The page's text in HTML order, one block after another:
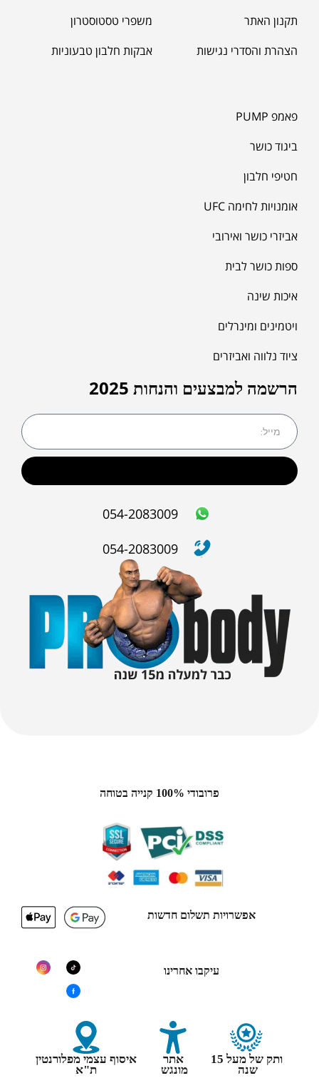
תקנון האתר
הצהרת והסדרי נגישות
משפרי טסטוסטרון
אבקות חלבון טבעוניות
פאמפ PUMP
ביגוד כושר
חטיפי חלבון
אומנויות לחימה UFC
אביזרי כושר ואירובי
ספות כושר לבית
איכות שינה
ויטמינים ומינרלים
ציוד נלווה ואביזרים
הרשמה למבצעים והנחות 2025
054-2083009
054-2083009
פרובודי 100% קנייה בטוחה
אפשרויות תשלום חדשות
עיקבו אחרינו
ותק של מעל 15
שנה
אתר
מונגש
איסוף עצמי מפלורנטין
ת"א